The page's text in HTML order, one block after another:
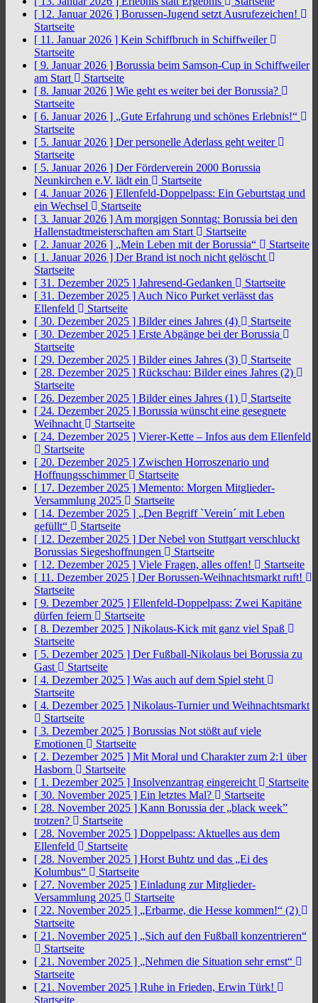
[ 12. Januar 2026 ] Borussen-Jugend setzt Ausrufezeichen!
Startseite
[ 11. Januar 2026 ] Kein Schiffbruch in Schiffweiler
Startseite
[ 9. Januar 2026 ] Borussia beim Samson-Cup in Schiffweiler
am Start
Startseite
[ 8. Januar 2026 ] Wie geht es weiter bei der Borussia?
Startseite
[ 6. Januar 2026 ] „Gute Erfahrung und schönes Erlebnis!“
Startseite
[ 5. Januar 2026 ] Der personelle Aderlass geht weiter
Startseite
[ 5. Januar 2026 ] Der Förderverein 2000 Borussia
Neunkirchen e.V. lädt ein
Startseite
[ 4. Januar 2026 ] Ellenfeld-Doppelpass: Ein Geburtstag und
ein Wechsel
Startseite
[ 3. Januar 2026 ] Am morgigen Sonntag: Borussia bei den
Hallenstadtmeisterschaften am Start
Startseite
[ 2. Januar 2026 ] „Mein Leben mit der Borussia“
Startseite
[ 1. Januar 2026 ] Der Brand ist noch nicht gelöscht
Startseite
[ 31. Dezember 2025 ] Jahresend-Gedanken
Startseite
[ 31. Dezember 2025 ] Auch Nico Purket verlässt das
Ellenfeld
Startseite
[ 30. Dezember 2025 ] Bilder eines Jahres (4)
Startseite
[ 30. Dezember 2025 ] Erste Abgänge bei der Borussia
Startseite
[ 29. Dezember 2025 ] Bilder eines Jahres (3)
Startseite
[ 28. Dezember 2025 ] Rückschau: Bilder eines Jahres (2)
Startseite
[ 26. Dezember 2025 ] Bilder eines Jahres (1)
Startseite
[ 24. Dezember 2025 ] Borussia wünscht eine gesegnete
Weihnacht
Startseite
[ 24. Dezember 2025 ] Vierer-Kette – Infos aus dem Ellenfeld
Startseite
[ 20. Dezember 2025 ] Zwischen Horroszenario und
Hoffnungsschimmer
Startseite
[ 17. Dezember 2025 ] Memento: Morgen Mitglieder-
Versammlung 2025
Startseite
[ 14. Dezember 2025 ] „Den Begriff `Verein´ mit Leben
gefüllt“
Startseite
[ 12. Dezember 2025 ] Der Nebel von Stuttgart verschluckt
Borussias Siegeshoffnungen
Startseite
[ 12. Dezember 2025 ] Viele Fragen, alles offen!
Startseite
[ 11. Dezember 2025 ] Der Borussen-Weihnachtsmarkt ruft!
Startseite
[ 9. Dezember 2025 ] Ellenfeld-Doppelpass: Zwei Kapitäne
dürfen feiern
Startseite
[ 8. Dezember 2025 ] Nikolaus-Kick mit ganz viel Spaß
Startseite
[ 5. Dezember 2025 ] Der Fußball-Nikolaus bei Borussia zu
Gast
Startseite
[ 4. Dezember 2025 ] Was auch auf dem Spiel steht
Startseite
[ 4. Dezember 2025 ] Nikolaus-Turnier und Weihnachtsmarkt
Startseite
[ 3. Dezember 2025 ] Borussias Not stößt auf viele
Emotionen
Startseite
[ 2. Dezember 2025 ] Mit Moral und Charakter zum 2:1 über
Hasborn
Startseite
[ 1. Dezember 2025 ] Insolvenzantrag eingereicht
Startseite
[ 30. November 2025 ] Ein letztes Mal?
Startseite
[ 28. November 2025 ] Kann Borussia der „black week”
trotzen?
Startseite
[ 28. November 2025 ] Doppelpass: Aktuelles aus dem
Ellenfeld
Startseite
[ 28. November 2025 ] Horst Buhtz und das „Ei des
Kolumbus“
Startseite
[ 27. November 2025 ] Einladung zur Mitglieder-
Versammlung 2025
Startseite
[ 22. November 2025 ] „Erbarme, die Hesse kommen!“ (2)
Startseite
[ 21. November 2025 ] „Sich auf den Fußball konzentrieren“
Startseite
[ 21. November 2025 ] „Nehmen die Situation sehr ernst“
Startseite
[ 21. November 2025 ] Ruhe in Frieden, Erwin Türk!
Startseite